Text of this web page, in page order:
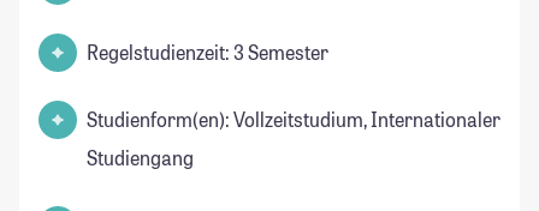
Regelstudienzeit: 3 Semester
Studienform(en): Vollzeitstudium, Internationaler
Studiengang